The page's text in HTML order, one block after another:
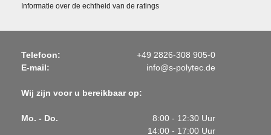
Informatie over de echtheid van de ratings
Telefoon:
+49 2826-308 905-0
E-mail:
info@s-polytec.de
Wij zijn voor u bereikbaar op:
Mo. - Do.
8:00 - 12:30 Uur
14:00 - 17:00 Uur